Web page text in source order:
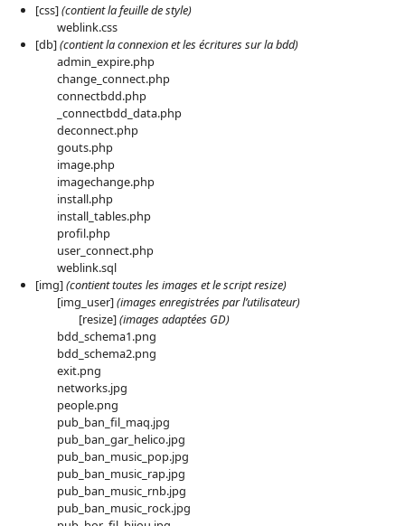
[css](contient la feuille de style)
weblink.css
[db](contient la connexion et les écritures sur la bdd)
admin_expire.php
change_connect.php
connectbdd.php
_connectbdd_data.php
deconnect.php
gouts.php
image.php
imagechange.php
install.php
install_tables.php
profil.php
user_connect.php
weblink.sql
[img](contient toutes les images et le script resize)
[img_user](images enregistrées par l’utilisateur)
[resize](images adaptées GD)
bdd_schema1.png
bdd_schema2.png
exit.png
networks.jpg
people.png
pub_ban_fil_maq.jpg
pub_ban_gar_helico.jpg
pub_ban_music_pop.jpg
pub_ban_music_rap.jpg
pub_ban_music_rnb.jpg
pub_ban_music_rock.jpg